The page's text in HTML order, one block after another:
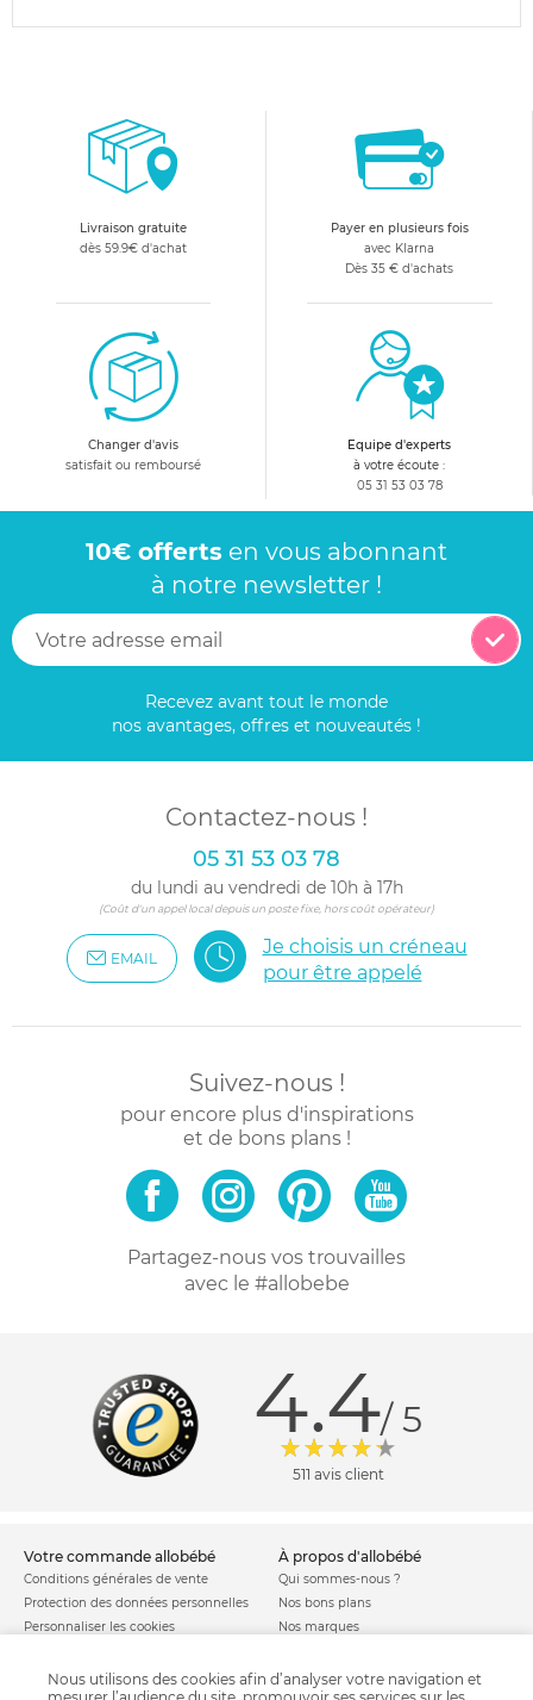
Livraison gratuite
dès 59.9€ d'achat
Payer en plusieurs fois
avec Klarna
Dès 35 € d'achats
Changer d'avis
satisfait ou remboursé
Equipe d'experts
à votre écoute :
05 31 53 03 78
10€ offerts en vous abonnant
à notre newsletter !
Recevez avant tout le monde
nos avantages, offres et nouveautés !
Contactez-nous !
05 31 53 03 78
du lundi au vendredi de 10h à 17h
(Coût d'un appel local depuis un poste fixe, hors coût opérateur)
EMAIL
Je choisis un créneau
pour être appelé
Suivez-nous !
pour encore plus d'inspirations
et de bons plans !
Partagez-nous vos trouvailles
avec le #allobebe
4.4/ 5
511 avis client
votre commande allobébé
Conditions générales de vente
Protection des données personnelles
Personnaliser les cookies
Modes de livraison
à propos d'allobébé
Qui sommes-nous ?
Nos bons plans
Nos marques
Comment se protéger du phishing ?
Nous utilisons des cookies afin d’analyser votre navigation et